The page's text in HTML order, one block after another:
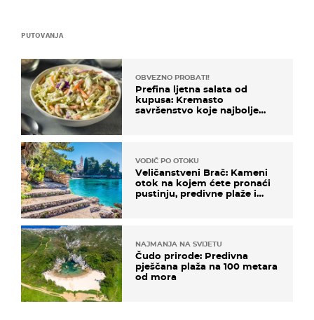
PUTOVANJA
OBVEZNO PROBATI!
Prefina ljetna salata od
kupusa: Kremasto
savršenstvo koje najbolje
VODIČ PO OTOKU
Veličanstveni Brač: Kameni
otok na kojem ćete pronaći
pustinju, predivne plaže i
NAJMANJA NA SVIJETU
Čudo prirode: Predivna
pješčana plaža na 100 metara
od mora